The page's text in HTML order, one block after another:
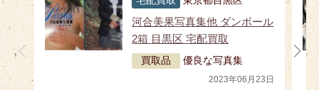
河合美果写真集他 ダンボール
2箱 目黒区 宅配買取
買取品 優良な写真集
2023年06月23日